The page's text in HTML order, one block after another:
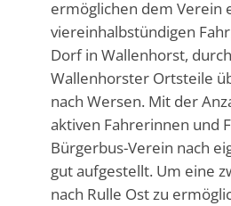
ermöglichen dem Verein
viereinhalbstündigen
Dorf in Wallenhorst,
Wallenhorster Ortsteile
nach Wersen. Mit der
aktiven Fahrerinnen und
Bürgerbus-Verein nach
gut aufgestellt. Um eine
nach Rulle Ost zu